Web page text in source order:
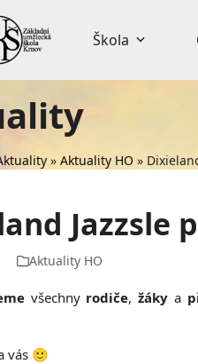
Škola
» Aktuality HO »
Jazzsle
Aktuality HO
všechny rodiče,žáky a
vás 🙂